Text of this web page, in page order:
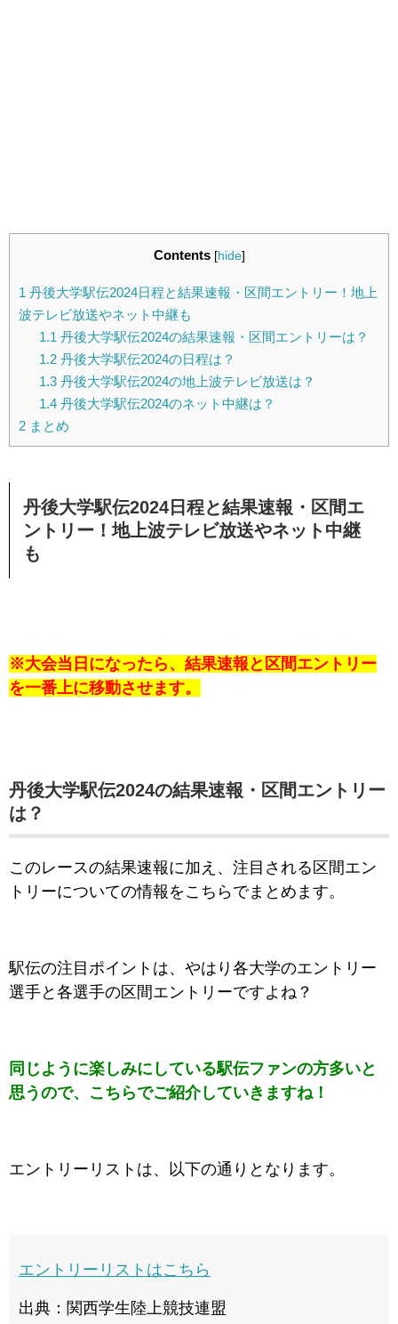
Contents [hide]
1 丹後大学駅伝2024日程と結果速報・区間エントリー！地上
波テレビ放送やネット中継も
1.1 丹後大学駅伝2024の結果速報・区間エントリーは？
1.2丹後大学駅伝2024の日程は？
1.3丹後大学駅伝2024の地上波テレビ放送は？
1.4丹後大学駅伝2024のネット中継は？
2 まとめ
丹後大学駅伝2024日程と結果速報・区間エ
ントリー！地上波テレビ放送やネット中継
も
※大会当日になったら、結果速報と区間エントリー
を一番上に移動させます。
丹後大学駅伝2024の結果速報・区間エントリー
は ？
このレースの結果速報に加え、注目される区間エン
トリーについての情報をこちらでまとめます。
駅伝の注目ポイントは、やはり各大学のエントリー
選手と各選手の区間エントリーですよね？
同じように楽しみにしている駅伝ファンの方多いと
思うので、こちらでご紹介していきますね！
エントリーリストは、以下の通りとなります。
エントリーリストはこちら
出典：関西学生陸上競技連盟